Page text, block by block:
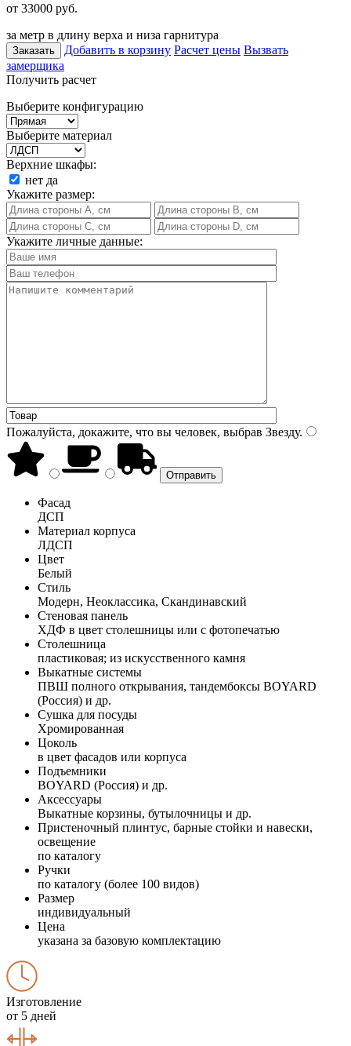
от 33000 руб.
за метр в длину верха и низа гарнитура
Заказать Добавить в корзину Расчет цены Вызвать
замерщика
Получить расчет
Выберите конфигурацию
Выберите материал
Верхние шкафы:
нет да
Укажите размер:
Укажите личные данные:
Пожалуйста, докажите, что вы человек, выбрав Звезду.
Фасад
ДСП
Материал корпуса
ЛДСП
Цвет
Белый
Стиль
Модерн, Неоклассика, Скандинавский
Стеновая панель
ХДФ в цвет столешницы или с фотопечатью
Столешница
пластиковая; из искусственного камня
Выкатные системы
ПВШ полного открывания, тандембоксы BOYARD
(Россия) и др.
Сушка для посуды
Хромированная
Цоколь
в цвет фасадов или корпуса
Подъемники
BOYARD (Россия) и др.
Аксессуары
Выкатные корзины, бутылочницы и др.
Пристеночный плинтус, барные стойки и навески,
освещение
по каталогу
Ручки
по каталогу (более 100 видов)
Размер
индивидуальный
Цена
указана за базовую комплектацию
Изготовление
от 5 дней